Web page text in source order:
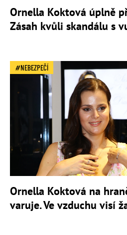
Ornella Koktová úplně
Zásah kvůli skandálu s
NEBEZPEČÍ
Ornella Koktová na
varuje. Ve vzduchu visí